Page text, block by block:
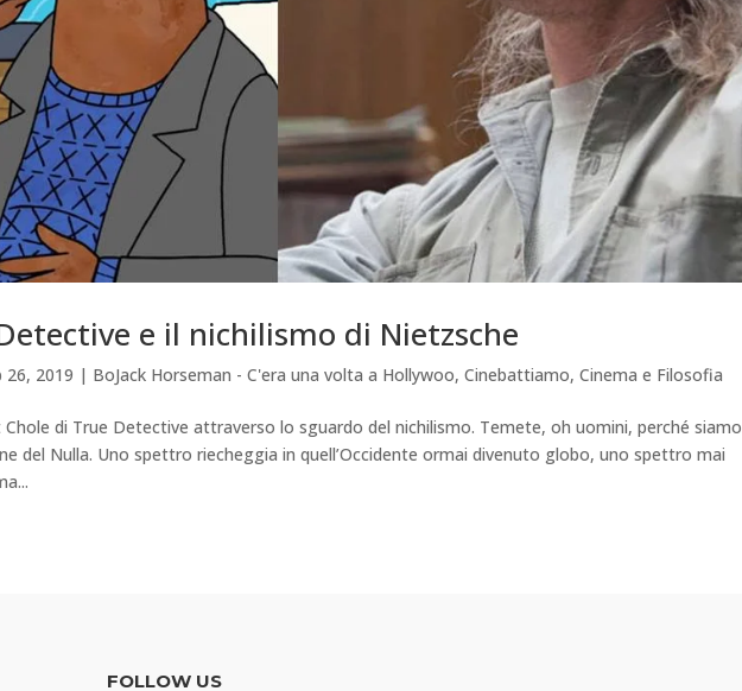
e il nichilismo di Nietzsche
26, 2019 | BoJack Horseman - C'era una volta a Hollywoo,Cinebattiamo,Cinema e Filosofia
Chole di True Detective attraverso lo sguardo del nichilismo. Temete, oh uomini, perché siamo
del Nulla. Uno spettro riecheggia in quell’Occidente ormai divenuto globo, uno spettro mai
FOLLOW US